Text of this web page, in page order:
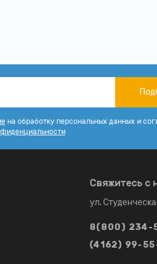
на обработку персональных данных и
Свяжитесь с
ул.
8(800) 234-
(4162) 99-